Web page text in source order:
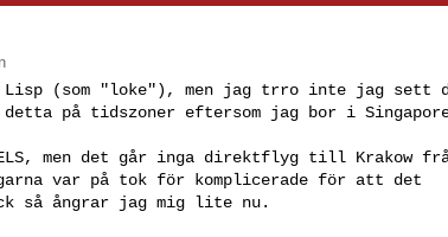
Lisp (som "loke"), men jag trro inte jag sett
detta på tidszoner eftersom jag bor i
men det går inga direktflyg till Krakow
var på tok för komplicerade för att det
så ångrar jag mig lite nu.